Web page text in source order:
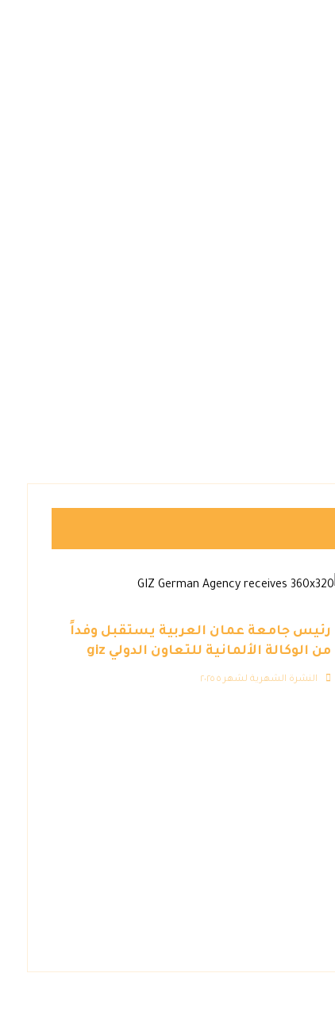
رئيس جامعة عمان العربية يستقبل وفداً
من الوكالة الألمانية للتعاون الدولي giz
النشرة الشهرية لشهر ٥ ٢٠٢٥